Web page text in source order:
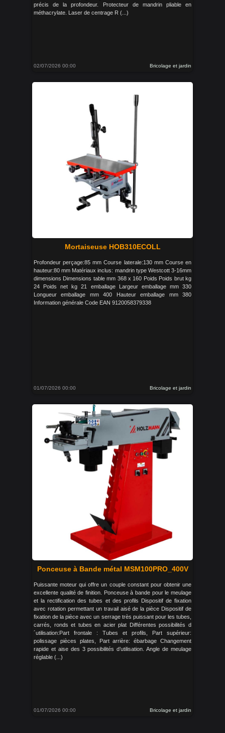
précis de la profondeur. Protecteur de mandrin pliable en
méthacrylate. Laser de centrage R (...)
02/07/2026 00:00 Bricolage et jardin
Mortaiseuse HOB310ECOLL
Profondeur perçage:85 mm Course laterale:130 mm Course en
hauteur:80 mm Matériaux inclus: mandrin type Westcott 3-16mm
dimensions Dimensions table mm 368 x 160 Poids Poids brut kg
24 Poids net kg 21 emballage Largeur emballage mm 330
Longueur emballage mm 400 Hauteur emballage mm 380
Information générale Code EAN 9120058379338
01/07/2026 00:00 Bricolage et jardin
Ponceuse à Bande métal MSM100PRO_400V
Puissante moteur qui offre un couple constant pour obtenir une
excellente qualité de finition. Ponceuse à bande pour le meulage
et la rectification des tubes et des profils Dispositif de fixation
avec rotation permettant un travail aisé de la pièce Dispositif de
fixation de la pièce avec un serrage très puissant pour les tubes,
carrés, ronds et tubes en acier plat Différentes possibilités d
´utilisation:Part frontale : Tubes et profils, Part supérieur:
polissage pièces plates, Part arrière: ébarbage Changement
rapide et aise des 3 possibilités d’utilisation. Angle de meulage
réglable (...)
01/07/2026 00:00 Bricolage et jardin